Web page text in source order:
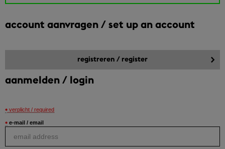
account aanvragen / set up an account
aanmelden / login
verplicht / required
e-mail / email